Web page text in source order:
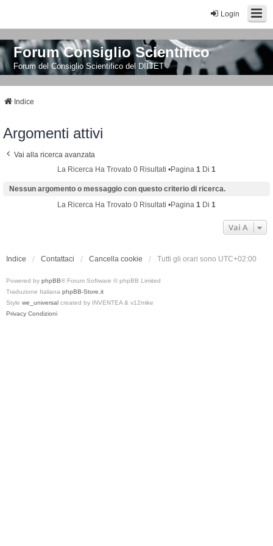
Login
Forum Consiglio Scientifico
Forum del Consiglio Scientifico del DIITET
Indice
Argomenti attivi
Vai alla ricerca avanzata
La Ricerca Ha Trovato 0 Risultati •Pagina 1 Di 1
Nessun argomento o messaggio con questo criterio di ricerca.
La Ricerca Ha Trovato 0 Risultati •Pagina 1 Di 1
Vai A
Indice Contattaci Cancella cookie Tutti gli orari sono UTC+02:00
Powered by phpBB® Forum Software © phpBB Limited
Traduzione Italiana phpBB-Store.it
Style we_universal created by INVENTEA & v12mike
Privacy Condizioni